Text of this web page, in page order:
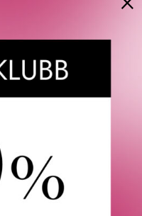
AMERICAN CREW
ML
365KR